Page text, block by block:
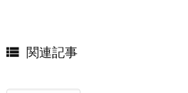
 関連記事